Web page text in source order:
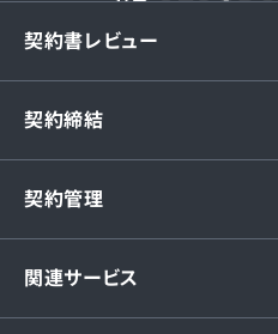
契約書レビュー
契約締結
契約管理
関連サービス